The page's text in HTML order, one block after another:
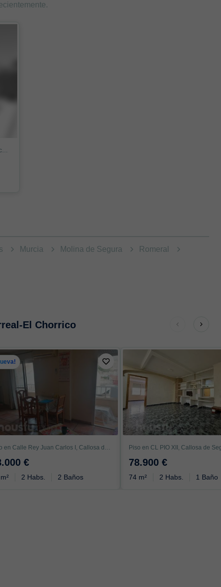
Murcia Molina de Segura Romeral
El Chorrico
Piso en Calle Rey Juan Carlos I, Callosa de Segura
€
2 Habs. 2 Baños
Piso en CL PIO XII, Callosa de
78.900 €
74 m² 2 Habs. 1 Baño